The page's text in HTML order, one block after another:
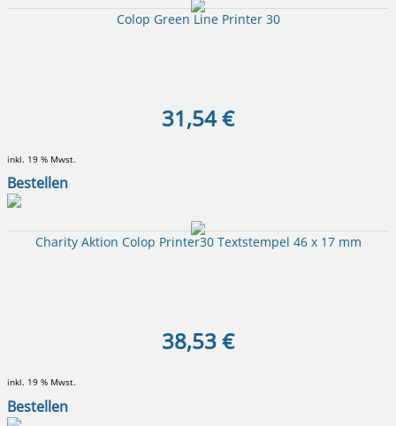
Colop Green Line Printer 30
31,54 €
inkl. 19 % Mwst.
Bestellen
Charity Aktion Colop Printer30 Textstempel 46 x 17 mm
38,53 €
inkl. 19 % Mwst.
Bestellen